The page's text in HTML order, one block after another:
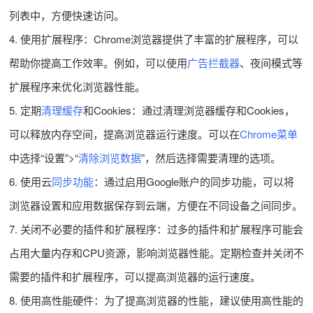
列表中，方便快速访问。
4. 使用扩展程序：Chrome浏览器提供了丰富的扩展程序，可以
帮助你提高工作效率。例如，可以使用广告拦截器、夜间模式等
扩展程序来优化浏览器性能。
5. 定期清理缓存和Cookies：通过清理浏览器缓存和Cookies，
可以释放内存空间，提高浏览器运行速度。可以在Chrome菜单
中选择“设置”>“清除浏览数据”，然后选择需要清理的选项。
6. 使用云同步功能：通过启用Google账户的同步功能，可以将
浏览器设置和应用数据保存到云端，方便在不同设备之间同步。
7. 关闭不必要的插件和扩展程序：过多的插件和扩展程序可能会
占用大量内存和CPU资源，影响浏览器性能。定期检查并关闭不
需要的插件和扩展程序，可以提高浏览器的运行速度。
8. 使用高性能硬件：为了提高浏览器的性能，建议使用高性能的